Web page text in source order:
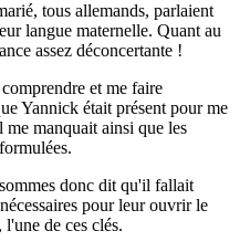
tous allemands, parlaient
langue maternelle. Quant au
assez déconcertante !
et me faire
Yannick était présent pour me
manquait ainsi que les
donc dit qu'il fallait
pour leur ouvrir le
de ces clés.